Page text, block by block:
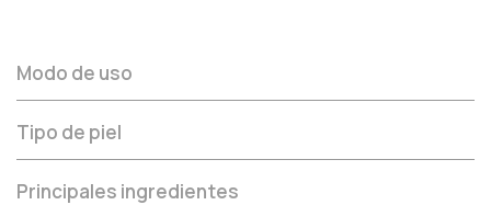
Modo de uso
Tipo de piel
Principales ingredientes